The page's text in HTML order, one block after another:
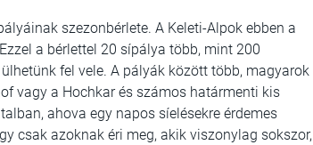
szezonbérlete. A Keleti-Alpok ebben a
a bérlettel 20 sípálya több, mint 200
fel vele. A pályák között több, magyarok
vagy a Hochkar és számos határmenti kis
ahova egy napos síelésekre érdemes
csak azoknak éri meg, akik viszonylag sokszor,